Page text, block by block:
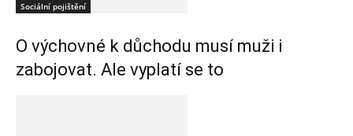
Sociální pojištění
O výchovné k důchodu musí muži i
zabojovat. Ale vyplatí se to